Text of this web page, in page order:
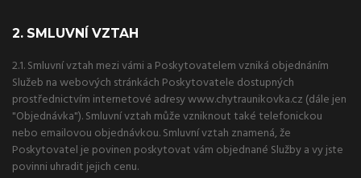
2. SMLUVNÍ VZTAH
2.1. Smluvní vztah mezi vámi a Poskytovatelem vzniká objednáním
Služeb na webových stránkách Poskytovatele dostupných
prostřednictvím internetové adresy www.chytraunikovka.cz (dále jen
"Objednávka"). Smluvní vztah může vzniknout také telefonickou
nebo emailovou objednávkou. Smluvní vztah znamená, že
Poskytovatel je povinen poskytovat vám objednané Služby a vy jste
povinni uhradit jejich cenu.